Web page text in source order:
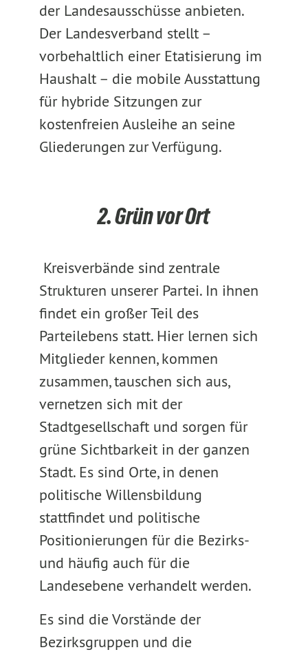
der Landesausschüsse anbieten.
Der Landesverband stellt –
vorbehaltlich einer Etatisierung im
Haushalt – die mobile Ausstattung
für hybride Sitzungen zur
kostenfreien Ausleihe an seine
Gliederungen zur Verfügung.
2. Grün vor Ort
Kreisverbände sind zentrale
Strukturen unserer Partei. In ihnen
findet ein großer Teil des
Parteilebens statt. Hier lernen sich
Mitglieder kennen, kommen
zusammen, tauschen sich aus,
vernetzen sich mit der
Stadtgesellschaft und sorgen für
grüne Sichtbarkeit in der ganzen
Stadt. Es sind Orte, in denen
politische Willensbildung
stattfindet und politische
Positionierungen für die Bezirks-
und häufig auch für die
Landesebene verhandelt werden.
Es sind die Vorstände der
Bezirksgruppen und die